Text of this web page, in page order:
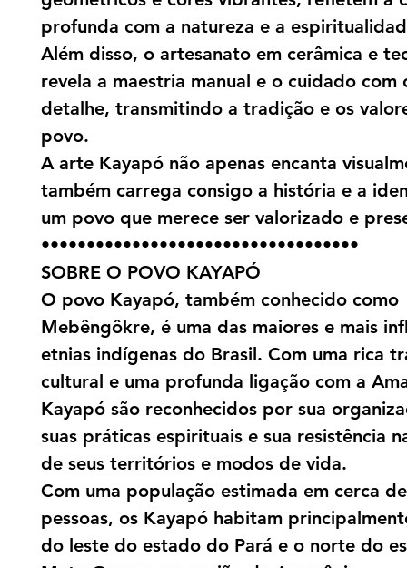
profunda com a natureza e a
Além disso, o artesanato em cerâmica e
revela a maestria manual e o cuidado com
detalhe, transmitindo a tradição e os
povo.
A arte Kayapó não apenas encanta
também carrega consigo a história e a
um povo que merece ser valorizado e
•••••••••••••••••••••••••••••••••••
SOBRE O POVO KAYAPÓ
O povo Kayapó, também conhecido como
Mebêngôkre, é uma das maiores e mais
etnias indígenas do Brasil. Com uma rica
cultural e uma profunda ligação com a
Kayapó são reconhecidos por sua
suas práticas espirituais e sua resistência
de seus territórios e modos de vida.
Com uma população estimada em cerca
pessoas, os Kayapó habitam
do leste do estado do Pará e o norte do